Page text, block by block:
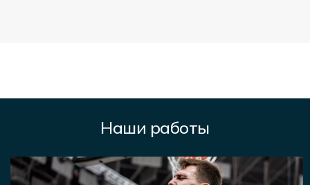
Наши работы